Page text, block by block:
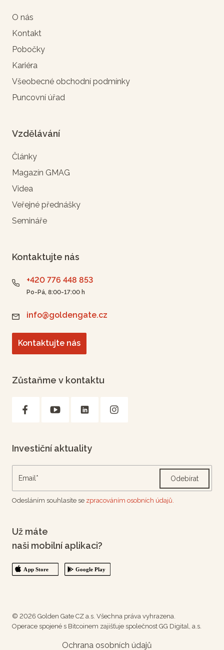
O nás
Kontakt
Pobočky
Kariéra
Všeobecné obchodní podmínky
Puncovní úřad
Vzdělávání
Články
Magazín GMAG
Videa
Veřejné přednášky
Semináře
Kontaktujte nás
+420 776 448 853
Po-Pá, 8:00-17:00 h
info@goldengate.cz
Kontaktujte nás
Zůstaňme v kontaktu
Investiční aktuality
Odebírat
Odesláním souhlasíte se zpracováním osobních údajů.
Už máte
naši mobilní aplikaci?
© 2026 Golden Gate CZ a.s. Všechna práva vyhrazena.
Operace spojené s Bitcoinem zajišťuje společnost GG Digital, a.s.
Ochrana osobních údajů